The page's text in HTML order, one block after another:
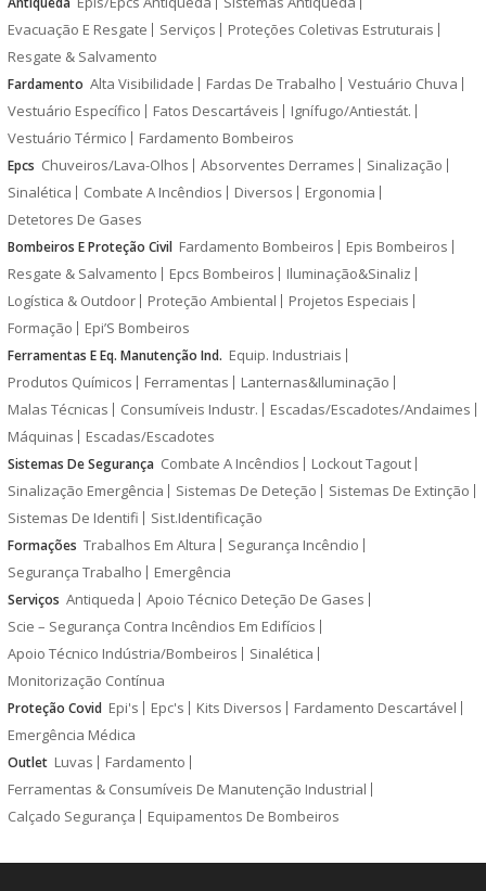
Evacuação E Resgate
Serviços
Proteções Coletivas Estruturais
Resgate & Salvamento
Fardamento Alta Visibilidade Fardas De Trabalho
Vestuário Chuva
Vestuário Específico
Fatos Descartáveis
Ignífugo/Antiestát.
Vestuário Térmico
Fardamento Bombeiros
Epcs Chuveiros/Lava-Olhos Absorventes Derrames
Sinalização
Sinalética
Combate A Incêndios Diversos
Ergonomia
Detetores De Gases
Bombeiros E Proteção Civil Fardamento Bombeiros
Epis Bombeiros
Resgate & Salvamento
Epcs Bombeiros
Iluminação&Sinaliz
Logística & Outdoor
Proteção Ambiental
Projetos Especiais
Formação
Epi’S Bombeiros
Ferramentas E Eq. Manutenção Ind. Equip. Industriais
Produtos Químicos
Ferramentas
Lanternas&Iluminação
Malas Técnicas
Consumíveis Industr.
Escadas/Escadotes/Andaimes
Máquinas
Escadas/Escadotes
Sistemas De Segurança Combate A Incêndios
Lockout Tagout
Sinalização Emergência
Sistemas De Deteção
Sistemas De Extinção
Sistemas De Identifi
Sist.Identificação
Formações Trabalhos Em Altura
Segurança Incêndio
Segurança Trabalho
Emergência
Serviços Antiqueda
Apoio Técnico Deteção De Gases
Scie – Segurança Contra Incêndios Em Edifícios
Apoio Técnico Indústria/Bombeiros
Sinalética
Monitorização Contínua
Proteção Covid Epi's Epc's Kits Diversos
Fardamento Descartável
Emergência Médica
Outlet Luvas
Fardamento
Ferramentas & Consumíveis De Manutenção Industrial
Calçado Segurança
Equipamentos De Bombeiros